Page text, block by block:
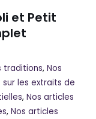
et Petit
traditions, Nos
sur les extraits de
, Nos articles
, Nos articles